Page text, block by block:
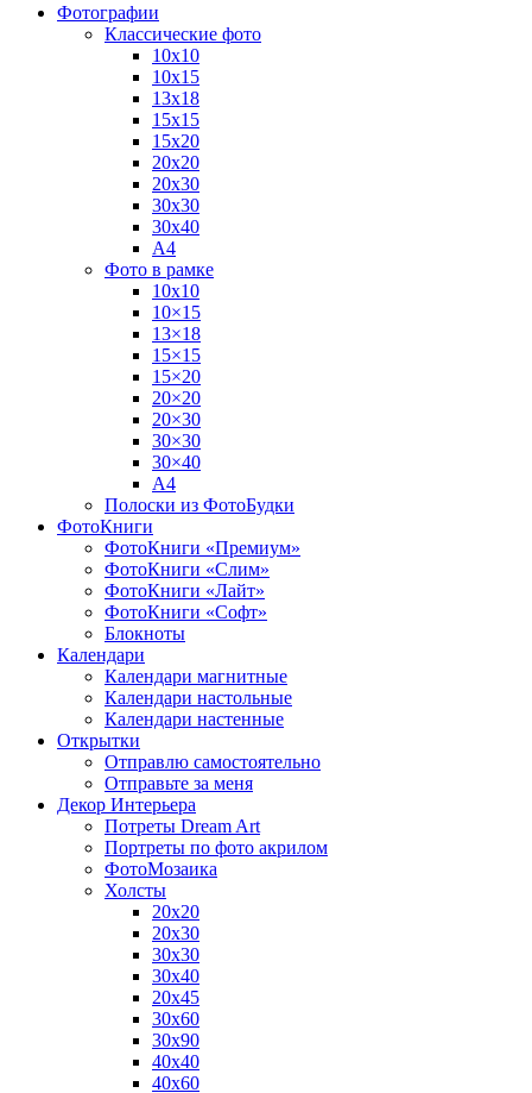
Фотографии
Классические фото
10х10
10х15
13х18
15х15
15х20
20х20
20х30
30х30
30х40
А4
Фото в рамке
10х10
10×15
13×18
15×15
15×20
20×20
20×30
30×30
30×40
A4
Полоски из ФотоБудки
ФотоКниги
ФотоКниги «Премиум»
ФотоКниги «Слим»
ФотоКниги «Лайт»
ФотоКниги «Софт»
Блокноты
Календари
Календари магнитные
Календари настольные
Календари настенные
Открытки
Отправлю самостоятельно
Отправьте за меня
Декор Интерьера
Потреты Dream Art
Портреты по фото акрилом
ФотоМозаика
Холсты
20х20
20х30
30х30
30х40
20х45
30х60
30х90
40х40
40х60